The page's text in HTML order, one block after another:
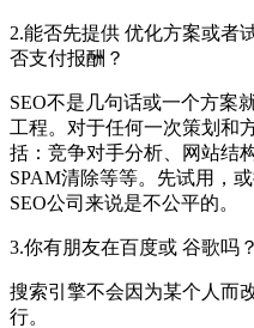
2.能否先提供 优化方案或者
否支付报酬？
SEO不是几句话或一个方案
工程。对于任何一次策划和
括：竞争对手分析、网站结
SPAM清除等等。先试用，
SEO公司来说是不公平的。
3.你有朋友在百度或 谷歌吗？
搜索引擎不会因为某个人而
行。